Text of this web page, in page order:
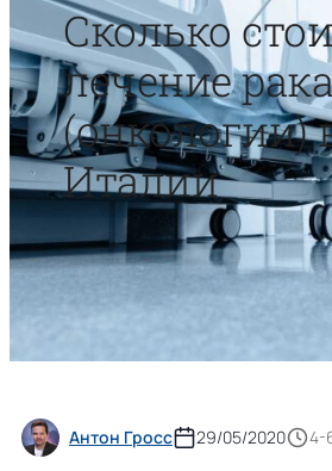
Сколько
лечение
(онкологии)
Италии
Антон Гросс 29/05/2020 4-